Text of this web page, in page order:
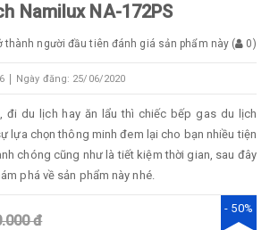
Namilux NA-172PS
thành người đầu tiên đánh giá sản phẩm này ( 0)
Ngày đăng: 25/06/2020
đi du lịch hay ăn lẩu thì chiếc bếp gas du lịch
lựa chọn thông minh đem lại cho bạn nhiều tiện
chóng cũng như là tiết kiệm thời gian, sau đây
phá về sản phẩm này nhé.
đ
- 50%